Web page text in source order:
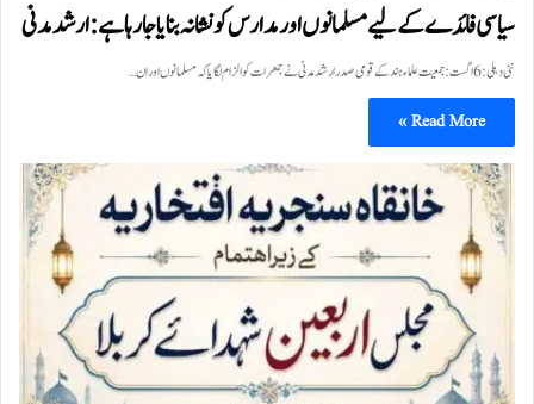
سیاسی فائدے کے لیے مسلمانوں اور مدارس کو نشانہ بنایا جا رہا ہے: ارشد مدنی
نئی دہلی: 6 اگست:جمعیت علماء ہند کے قومی صدر ارشد مدنی نے جمعرات کو الزام لگایا کہ مسلمانوں اور ان…
Read More »